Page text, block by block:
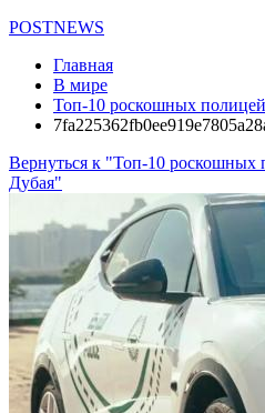
POSTNEWS
Главная
В мире
Топ-10 роскошных
Вернуться к "Топ-10 роскошных
Дубая"